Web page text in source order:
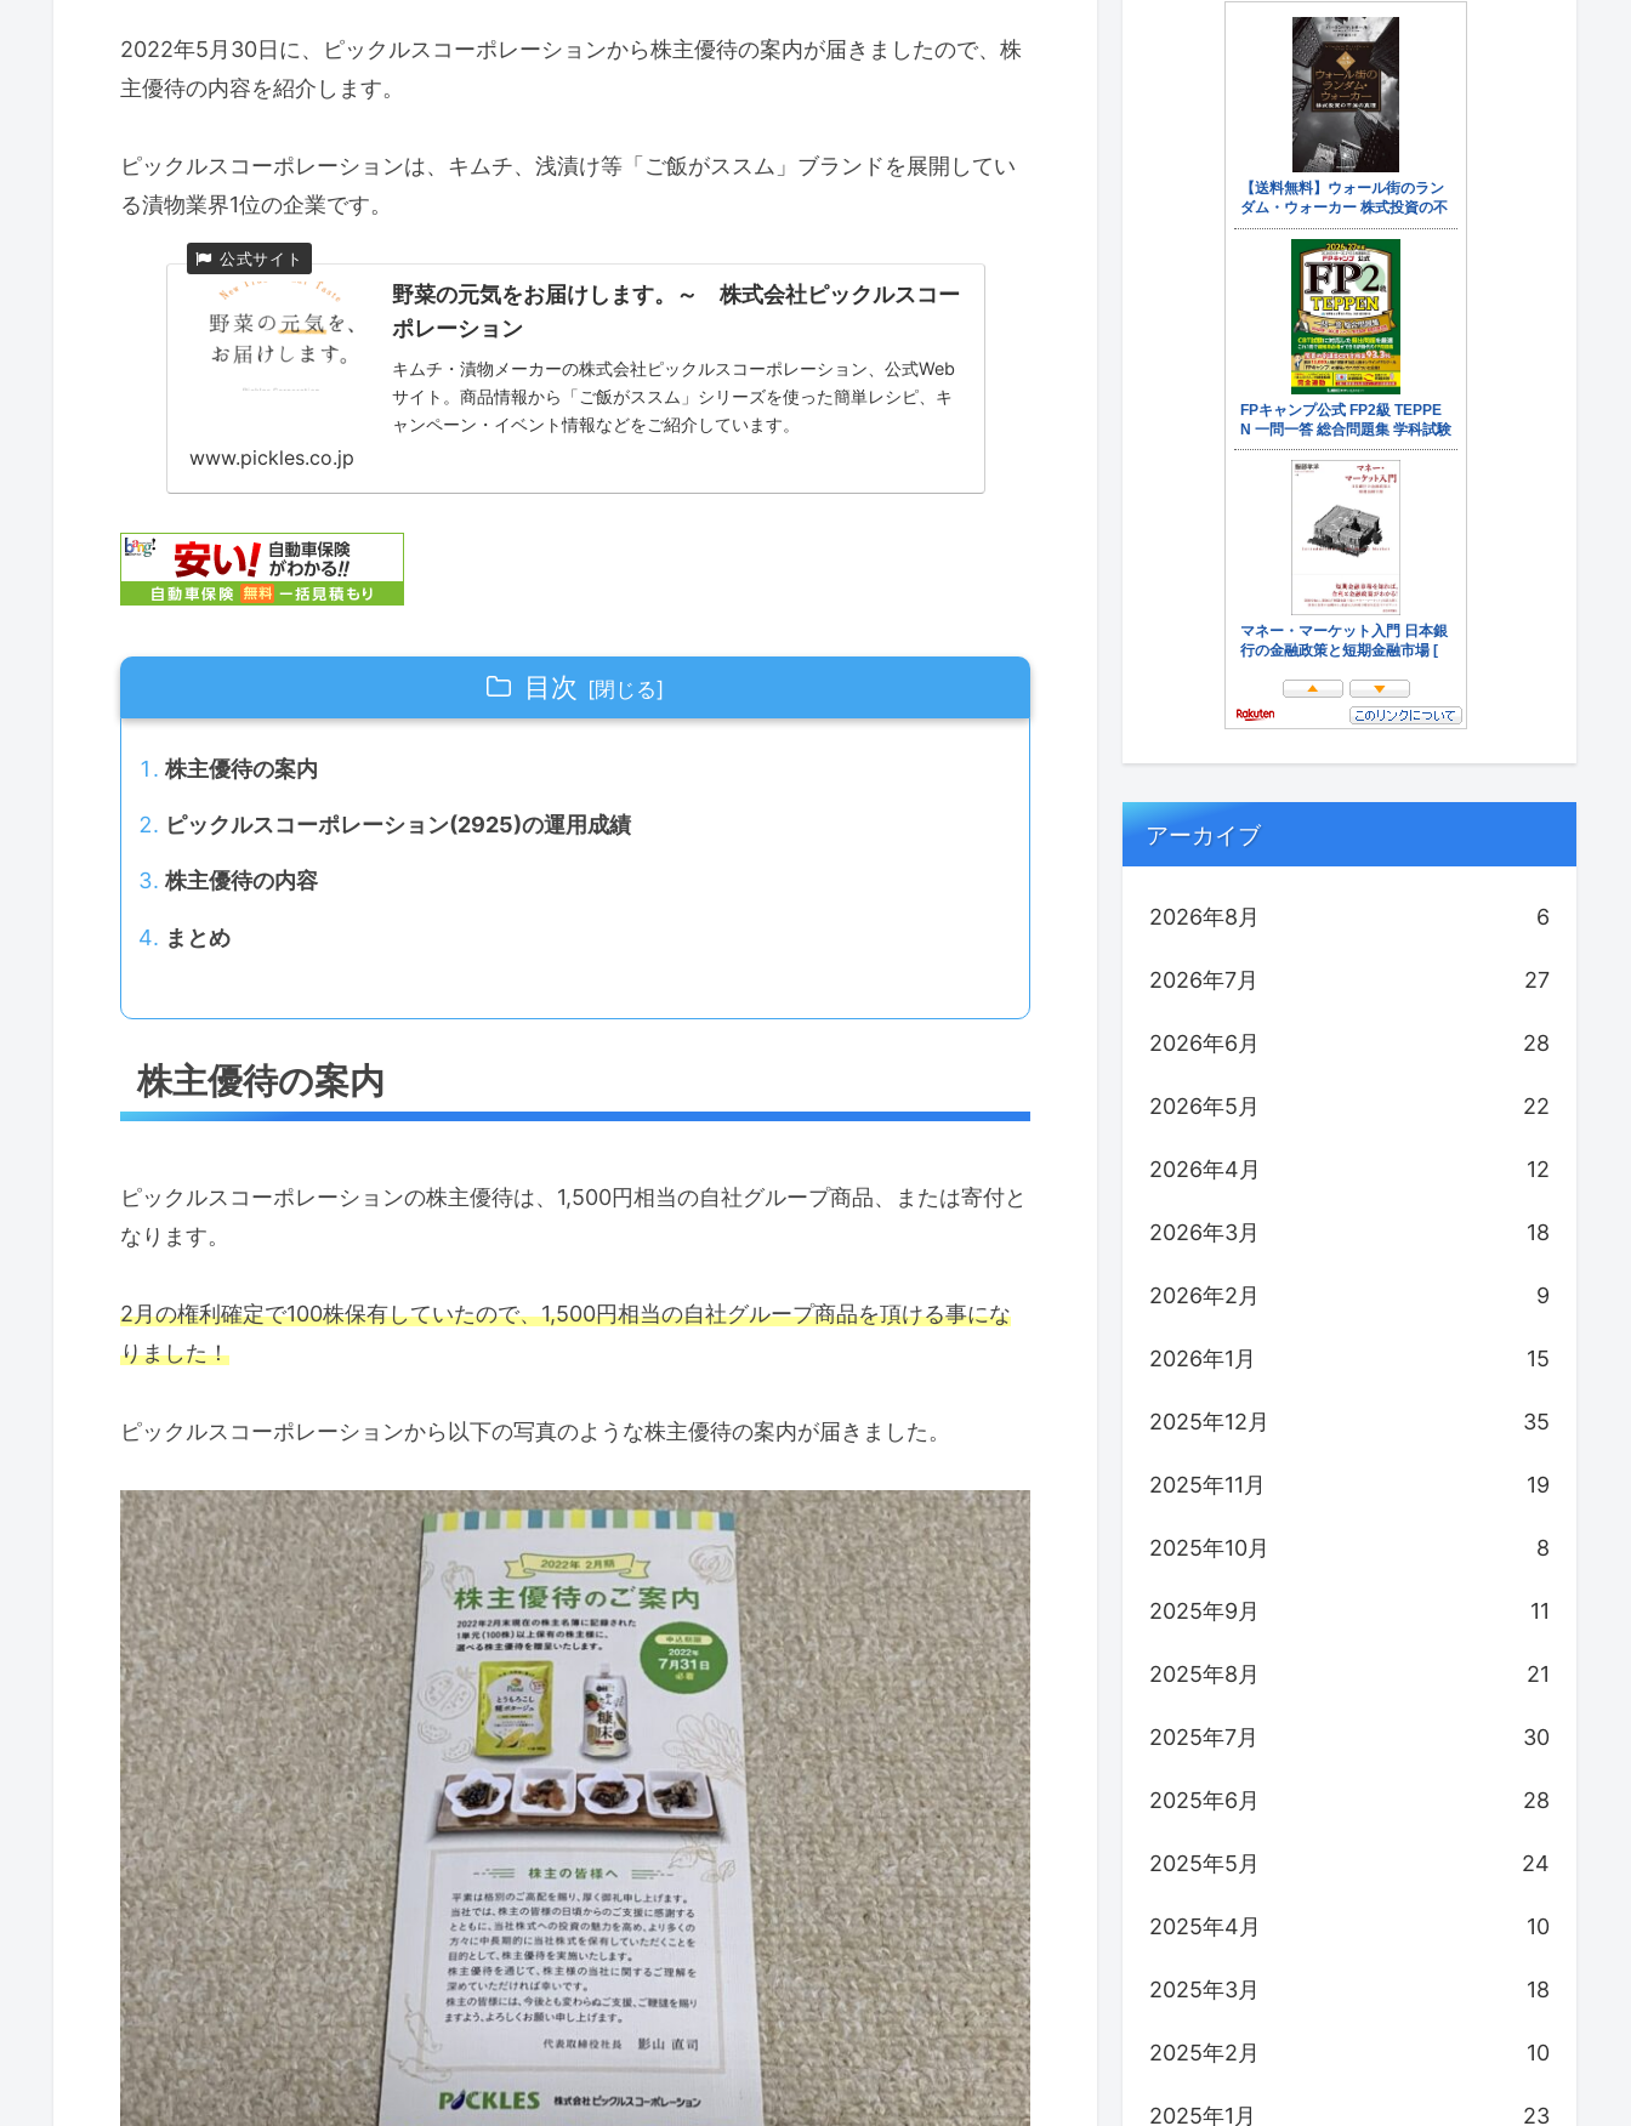
2022年5月30日に、ピックルスコーポレーションから株主優待の案内が届きましたので、株
主優待の内容を紹介します。
ピックルスコーポレーションは、キムチ、浅漬け等「ご飯がススム」ブランドを展開してい
る漬物業界1位の企業です。
野菜の元気をお届けします。～ 株式会社ピックルスコー
ポレーション
キムチ・漬物メーカーの株式会社ピックルスコーポレーション、公式Web
サイト。商品情報から「ご飯がススム」シリーズを使った簡単レシピ、キ
ャンペーン・イベント情報などをご紹介しています。
www.pickles.co.jp
目次
株主優待の案内
ピックルスコーポレーション(2925)の運用成績
株主優待の内容
まとめ
株主優待の案内
ピックルスコーポレーションの株主優待は、1,500円相当の自社グループ商品、または寄付と
なります。
2月の権利確定で100株保有していたので、1,500円相当の自社グループ商品を頂ける事にな
りました！
ピックルスコーポレーションから以下の写真のような株主優待の案内が届きました。
アーカイブ
2026年8月 6
2026年7月 27
2026年6月 28
2026年5月 22
2026年4月 12
2026年3月 18
2026年2月 9
2026年1月 15
2025年12月 35
2025年11月 19
2025年10月 8
2025年9月 11
2025年8月 21
2025年7月 30
2025年6月 28
2025年5月 24
2025年4月 10
2025年3月 18
2025年2月 10
2025年1月 23